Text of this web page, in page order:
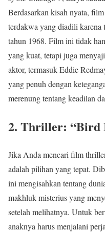
Berdasarkan kisah nyata,
terdakwa yang diadili karena
tahun 1968. Film ini tidak
yang kuat, tetapi juga
aktor, termasuk Eddie
yang penuh dengan
merenung tentang keadilan
2. Thriller: “Bird
Jika Anda mencari film
adalah pilihan yang tepat.
ini mengisahkan tentang
makhluk misterius yang
setelah melihatnya. Untuk
anaknya harus menjalani